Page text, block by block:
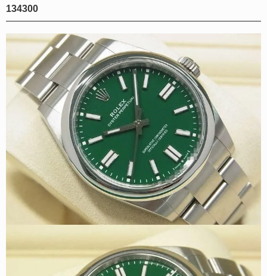
134300